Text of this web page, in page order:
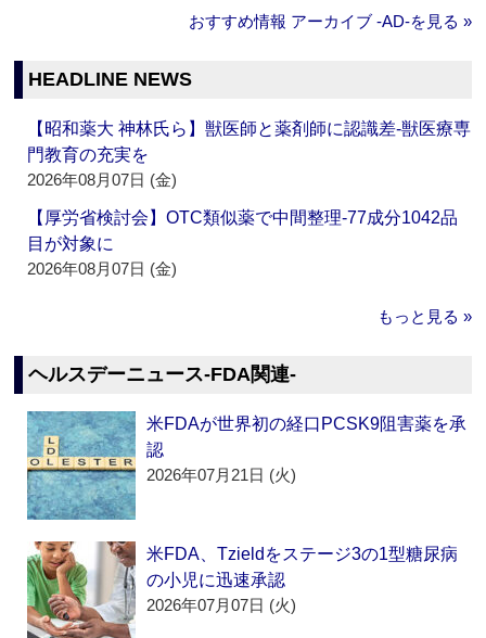
おすすめ情報 アーカイブ ‐AD‐を見る »
HEADLINE NEWS
【昭和薬大 神林氏ら】獣医師と薬剤師に認識差‐獣医療専
門教育の充実を
2026年08月07日 (金)
【厚労省検討会】OTC類似薬で中間整理‐77成分1042品
目が対象に
2026年08月07日 (金)
もっと見る »
ヘルスデーニュース‐FDA関連‐
米FDAが世界初の経口PCSK9阻害薬を承
認
2026年07月21日 (火)
米FDA、Tzieldをステージ3の1型糖尿病
の小児に迅速承認
2026年07月07日 (火)